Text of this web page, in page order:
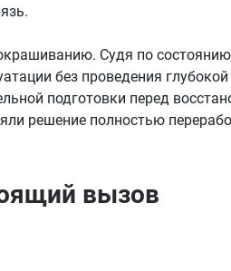
Судя по
без проведения
подготовки перед
решение полностью
вызов